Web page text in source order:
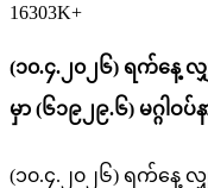
16303K+
(၁၀.၄.၂၀၂၆) ရက်နေ့
မှာ (၆၁၉၂၉.၆) မဂ္ဂါဝ
(၁၀.၄.၂၀၂၆) ရက်နေ့